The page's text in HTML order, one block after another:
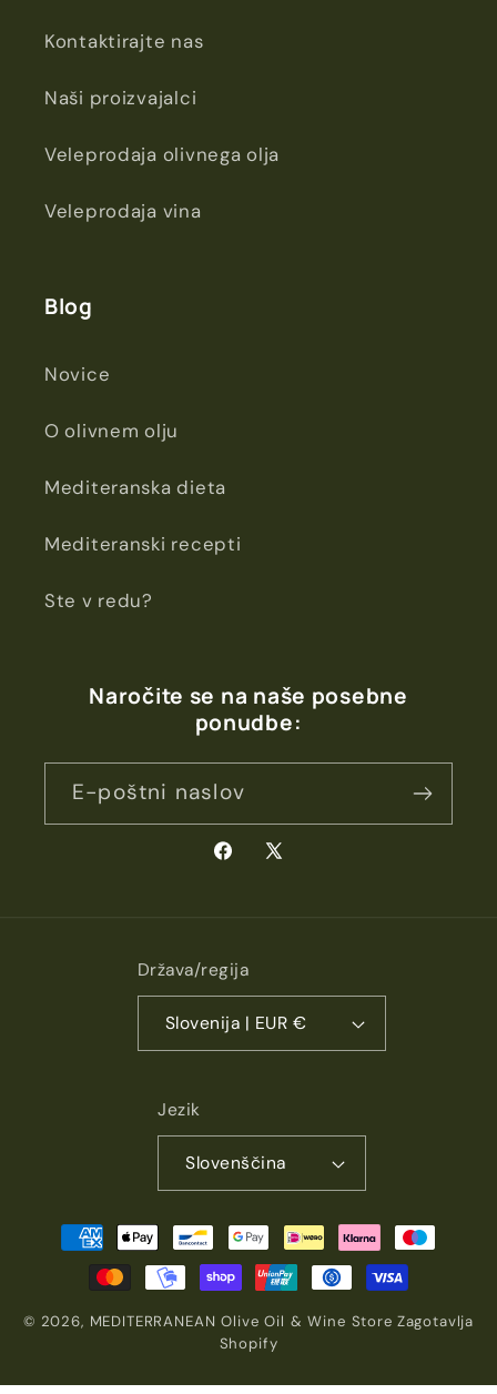
Kontaktirajte nas
Naši proizvajalci
Veleprodaja olivnega olja
Veleprodaja vina
Blog
Novice
O olivnem olju
Mediteranska dieta
Mediteranski recepti
Ste v redu?
Naročite se na naše posebne
ponudbe:
E-poštni naslov
Facebook
X
Država/regija
Slovenija | EUR €
Jezik
Slovenščina
Načini
plačila
© 2026, MEDITERRANEAN Olive Oil & Wine Store Zagotavlja
Shopify